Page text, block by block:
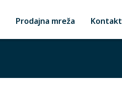
Prodajna mreža Kontakt